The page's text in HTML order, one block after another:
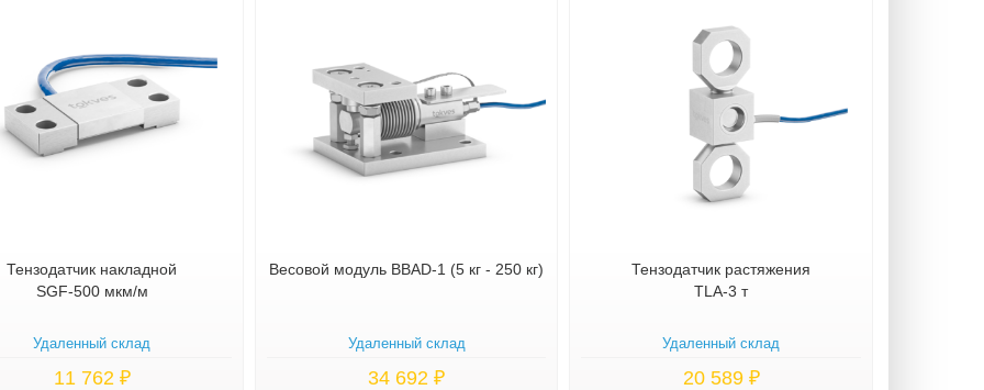
Тензодатчик накладной
SGF-500 мкм/м
Удаленный склад
11 762 ₽
Весовой модуль BBAD-1 (5 кг - 250 кг)
Удаленный склад
34 692 ₽
Тензодатчик растяжения
TLA-3 т
Удаленный склад
20 589 ₽